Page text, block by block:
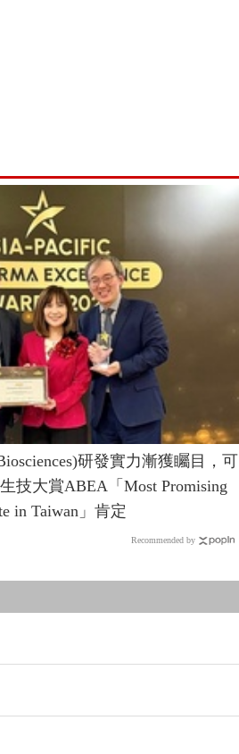
研發實力漸獲矚目，可
in Taiwan」肯定
Recommended by